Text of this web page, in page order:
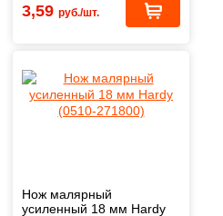
3,59 руб./шт.
Нож малярный
усиленный 18 мм Hardy